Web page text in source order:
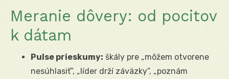
Meranie dôvery: od pocitov
k dátam
Pulse prieskumy: škály pre „môžem otvorene
nesúhlasiť”, „líder drží záväzky”, „poznám